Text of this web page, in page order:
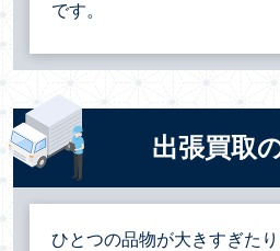
です。
出張買取
ひとつの品物が大きすぎた